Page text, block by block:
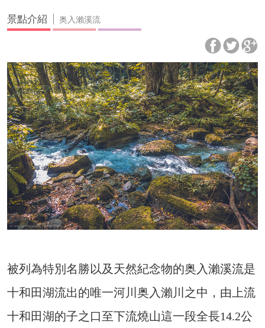
景點介紹 奥入瀨溪流
被列為特別名勝以及天然紀念物的奥入瀨溪流是
十和田湖流出的唯一河川奥入瀨川之中，由上流
十和田湖的子之口至下流燒山這一段全長14.2公